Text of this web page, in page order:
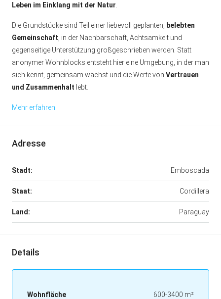
Leben im Einklang mit der Natur
Die Grundstücke sind Teil einer liebevoll geplanten,
belebten
Gemeinschaft , in der Nachbarschaft, Achtsamkeit und
gegenseitige Unterstützung großgeschrieben werden. Statt
anonymer Wohnblocks entsteht hier eine Umgebung, in der man
sich kennt, gemeinsam wächst und die Werte von Vertrauen
und Zusammenhalt lebt.
Mehr erfahren
Adresse
Stadt: Emboscada
Staat: Cordillera
Land: Paraguay
Details
Wohnfläche 600-3400 m²